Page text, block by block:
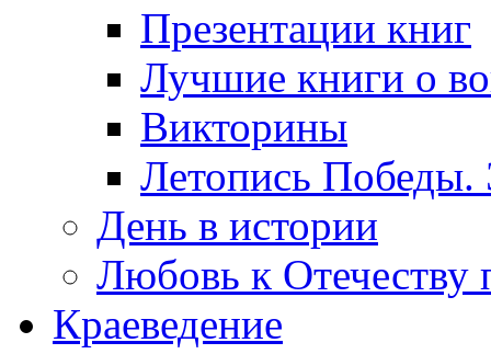
Презентации книг
Лучшие книги о
Викторины
Летопись Победы.
День в истории
Любовь к Отечеству
Краеведение